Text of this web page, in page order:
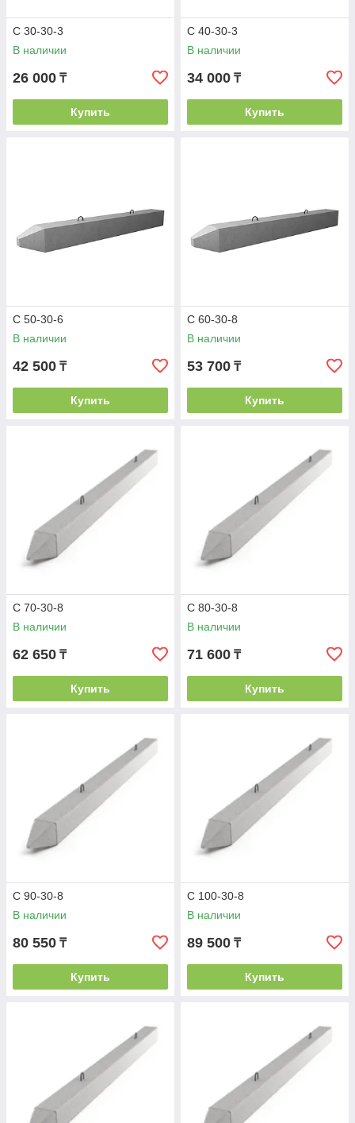
С 30-30-3
В наличии
26 000 ₸
Купить
С 40-30-3
В наличии
34 000 ₸
Купить
С 50-30-6
В наличии
42 500 ₸
Купить
С 60-30-8
В наличии
53 700 ₸
Купить
С 70-30-8
В наличии
62 650 ₸
Купить
С 80-30-8
В наличии
71 600 ₸
Купить
С 90-30-8
В наличии
80 550 ₸
Купить
С 100-30-8
В наличии
89 500 ₸
Купить